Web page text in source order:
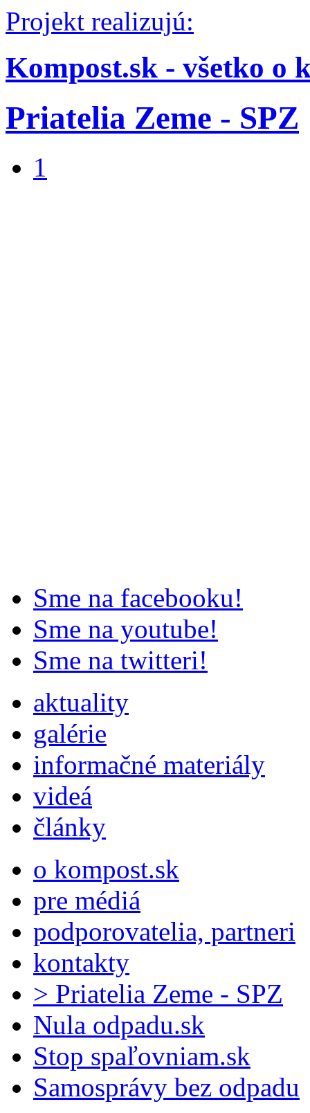
Projekt realizujú:
Kompost.sk - všetko o
Priatelia Zeme - SPZ
1
Sme na facebooku!
Sme na youtube!
Sme na twitteri!
aktuality
galérie
informačné materiály
videá
články
o kompost.sk
pre médiá
podporovatelia, partneri
kontakty
> Priatelia Zeme - SPZ
Nula odpadu.sk
Stop spaľovniam.sk
Samosprávy bez odpadu